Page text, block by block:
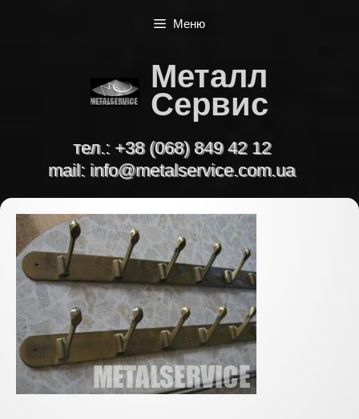
Меню
Металл
Сервис
тел.: +38 (068) 849 42 12
mail: info@metalservice.com.ua